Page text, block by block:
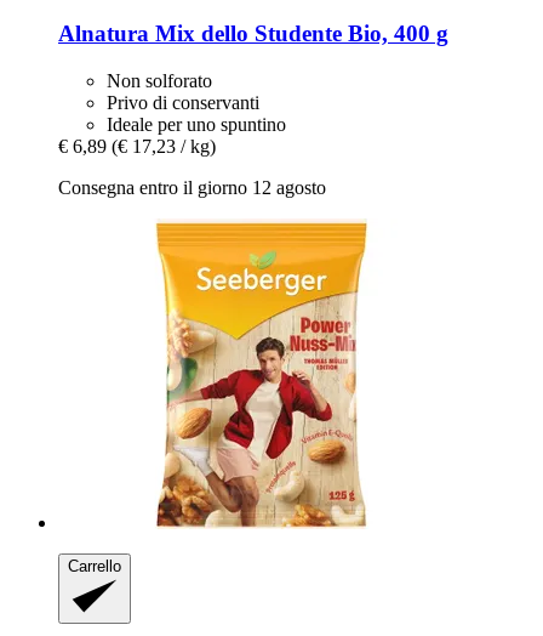
Alnatura Mix dello Studente Bio, 400 g
Non solforato
Privo di conservanti
Ideale per uno spuntino
€ 6,89 (€ 17,23 / kg)
Consegna entro il giorno 12 agosto
Carrello